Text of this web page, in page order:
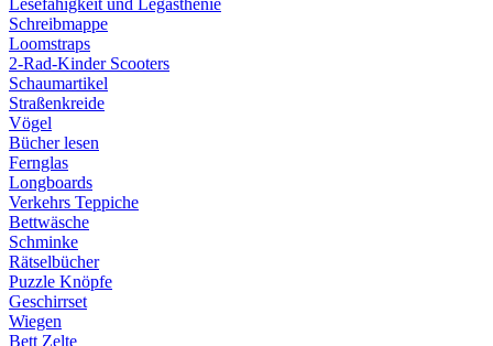
Lesefähigkeit und Legasthenie
Schreibmappe
Loomstraps
2-Rad-Kinder Scooters
Schaumartikel
Straßenkreide
Vögel
Bücher lesen
Fernglas
Longboards
Verkehrs Teppiche
Bettwäsche
Schminke
Rätselbücher
Puzzle Knöpfe
Geschirrset
Wiegen
Bett Zelte